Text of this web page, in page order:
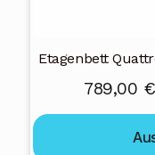
Etagenbett
789,00 €